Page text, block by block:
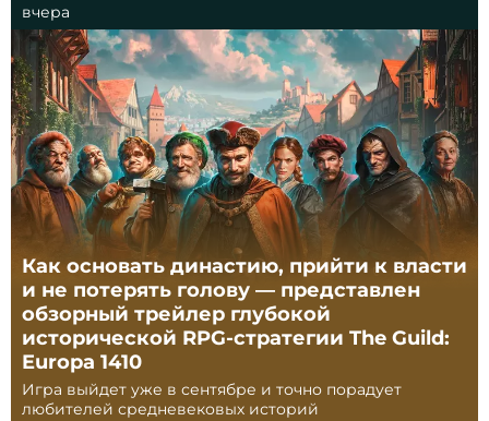
вчера
Как основать династию, прийти к власти
и не потерять голову — представлен
обзорный трейлер глубокой
исторической RPG-стратегии The Guild:
Europa 1410
Игра выйдет уже в сентябре и точно порадует
любителей средневековых историй